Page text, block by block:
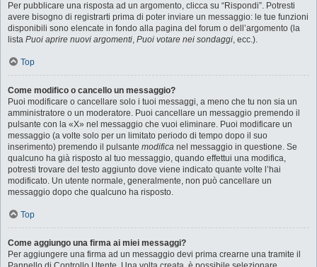
Per pubblicare una risposta ad un argomento, clicca su “Rispondi”. Potresti
avere bisogno di registrarti prima di poter inviare un messaggio: le tue funzioni
disponibili sono elencate in fondo alla pagina del forum o dell’argomento (la
lista Puoi aprire nuovi argomenti, Puoi votare nei sondaggi, ecc.).
Top
Come modifico o cancello un messaggio?
Puoi modificare o cancellare solo i tuoi messaggi, a meno che tu non sia un
amministratore o un moderatore. Puoi cancellare un messaggio premendo il
pulsante con la «X» nel messaggio che vuoi eliminare. Puoi modificare un
messaggio (a volte solo per un limitato periodo di tempo dopo il suo
inserimento) premendo il pulsante modifica nel messaggio in questione. Se
qualcuno ha già risposto al tuo messaggio, quando effettui una modifica,
potresti trovare del testo aggiunto dove viene indicato quante volte l’hai
modificato. Un utente normale, generalmente, non può cancellare un
messaggio dopo che qualcuno ha risposto.
Top
Come aggiungo una firma ai miei messaggi?
Per aggiungere una firma ad un messaggio devi prima crearne una tramite il